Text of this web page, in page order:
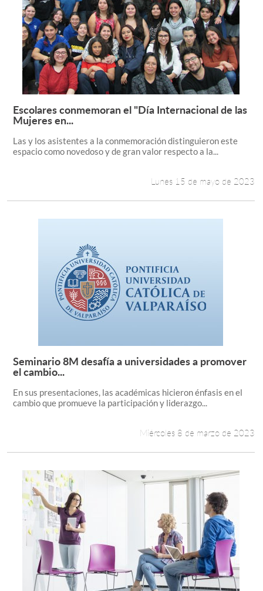
Leer más +
Escolares conmemoran el "Día Internacional de las
Mujeres en...
Las y los asistentes a la conmemoración distinguieron este
espacio como novedoso y de gran valor respecto a la...
Lunes 15 de mayo de 2023
Leer más +
Seminario 8M desafía a universidades a promover
el cambio...
En sus presentaciones, las académicas hicieron énfasis en el
cambio que promueve la participación y liderazgo...
Miércoles 8 de marzo de 2023